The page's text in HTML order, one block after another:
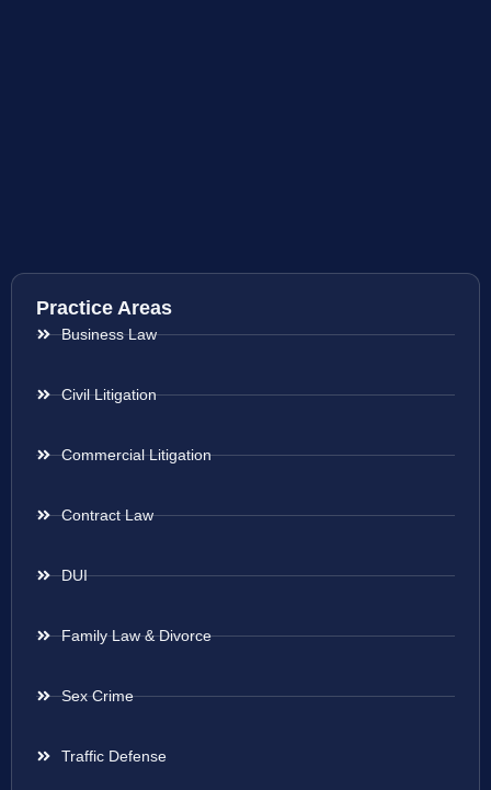
Practice Areas
Business Law
Civil Litigation
Commercial Litigation
Contract Law
DUI
Family Law & Divorce
Sex Crime
Traffic Defense